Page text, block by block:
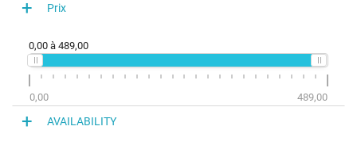
Prix
0,00 à 489,00
0,00 489,00
AVAILABILITY